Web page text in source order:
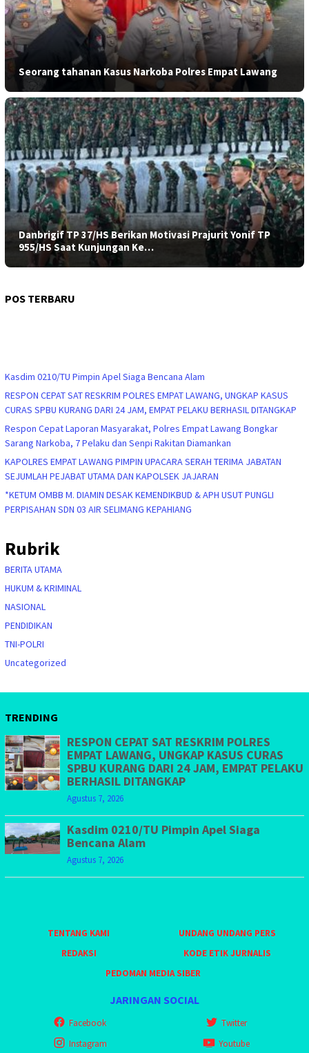
Seorang tahanan Kasus Narkoba Polres Empat Lawang
Danbrigif TP 37/HS Berikan Motivasi Prajurit Yonif TP
955/HS Saat Kunjungan Ke…
POS TERBARU
Kasdim 0210/TU Pimpin Apel Siaga Bencana Alam
RESPON CEPAT SAT RESKRIM POLRES EMPAT LAWANG, UNGKAP KASUS
CURAS SPBU KURANG DARI 24 JAM, EMPAT PELAKU BERHASIL DITANGKAP
Respon Cepat Laporan Masyarakat, Polres Empat Lawang Bongkar
Sarang Narkoba, 7 Pelaku dan Senpi Rakitan Diamankan
KAPOLRES EMPAT LAWANG PIMPIN UPACARA SERAH TERIMA JABATAN
SEJUMLAH PEJABAT UTAMA DAN KAPOLSEK JAJARAN
*KETUM OMBB M. DIAMIN DESAK KEMENDIKBUD & APH USUT PUNGLI
PERPISAHAN SDN 03 AIR SELIMANG KEPAHIANG
Rubrik
BERITA UTAMA
HUKUM & KRIMINAL
NASIONAL
PENDIDIKAN
TNI-POLRI
Uncategorized
TRENDING
RESPON CEPAT SAT RESKRIM POLRES
EMPAT LAWANG, UNGKAP KASUS CURAS
SPBU KURANG DARI 24 JAM, EMPAT PELAKU
BERHASIL DITANGKAP
Agustus 7, 2026
Kasdim 0210/TU Pimpin Apel Siaga
Bencana Alam
Agustus 7, 2026
TENTANG KAMI
UNDANG UNDANG PERS
REDAKSI
KODE ETIK JURNALIS
PEDOMAN MEDIA SIBER
JARINGAN SOCIAL
Facebook
Twitter
Instagram
Youtube